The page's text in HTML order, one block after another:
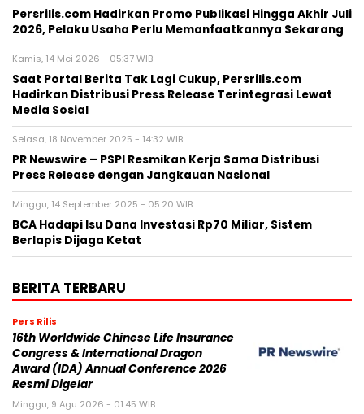
Persrilis.com Hadirkan Promo Publikasi Hingga Akhir Juli
2026, Pelaku Usaha Perlu Memanfaatkannya Sekarang
Kamis, 14 Mei 2026 - 05:37 WIB
Saat Portal Berita Tak Lagi Cukup, Persrilis.com
Hadirkan Distribusi Press Release Terintegrasi Lewat
Media Sosial
Selasa, 18 November 2025 - 14:32 WIB
PR Newswire – PSPI Resmikan Kerja Sama Distribusi
Press Release dengan Jangkauan Nasional
Minggu, 14 September 2025 - 05:20 WIB
BCA Hadapi Isu Dana Investasi Rp70 Miliar, Sistem
Berlapis Dijaga Ketat
BERITA TERBARU
Pers Rilis
16th Worldwide Chinese Life Insurance
Congress & International Dragon
Award (IDA) Annual Conference 2026
Resmi Digelar
Minggu, 9 Agu 2026 - 01:45 WIB